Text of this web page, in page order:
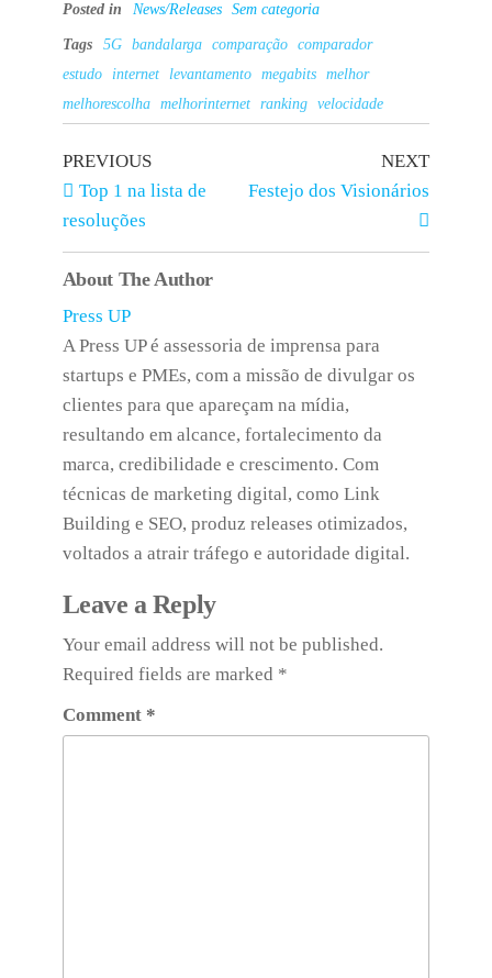
Posted in News/Releases Sem categoria
Tags 5G bandalarga comparação
comparador
estudo
internet levantamento megabits
melhor
melhorescolha
melhorinternet ranking velocidade
PREVIOUS
Top 1 na lista de
resoluções
NEXT
Festejo dos Visionários
About The Author
Press UP
A Press UP é assessoria de imprensa para
startups e PMEs, com a missão de divulgar os
clientes para que apareçam na mídia,
resultando em alcance, fortalecimento da
marca, credibilidade e crescimento. Com
técnicas de marketing digital, como Link
Building e SEO, produz releases otimizados,
voltados a atrair tráfego e autoridade digital.
Leave a Reply
Your email address will not be published.
Required fields are marked *
Comment *